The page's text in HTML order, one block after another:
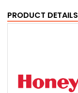
PRODUCT DETAILS